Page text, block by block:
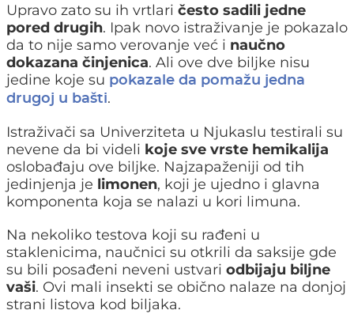
Upravo zato su ih vrtlari često sadili jedne
pored drugih. Ipak novo istraživanje je pokazalo
da to nije samo verovanje već i naučno
dokazana činjenica. Ali ove dve biljke nisu
jedine koje su pokazale da pomažu jedna
drugoj u bašti.
Istraživači sa Univerziteta u Njukaslu testirali su
nevene da bi videli koje sve vrste hemikalija
oslobađaju ove biljke. Najzapaženiji od tih
jedinjenja je limonen, koji je ujedno i glavna
komponenta koja se nalazi u kori limuna.
Na nekoliko testova koji su rađeni u
staklenicima, naučnici su otkrili da saksije gde
su bili posađeni neveni ustvari odbijaju biljne
vaši. Ovi mali insekti se obično nalaze na donjoj
strani listova kod biljaka.